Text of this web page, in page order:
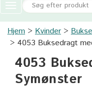
Toggle
navigation
Hjem Kvinder
4053 Buksedragt
4053
Symønster